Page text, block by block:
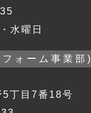
水曜日
ォーム事業部)
5丁目7番18号